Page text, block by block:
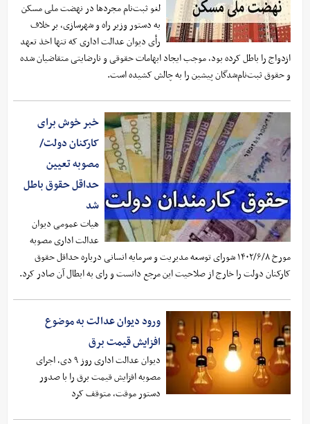
لغو ثبت‌نام مجردها در نهضت ملی مسکن
به دستور وزیر راه‌ و شهرسازی، بر خلاف
رأی دیوان عدالت اداری که تنها اخذ تعهد
ازدواج را باطل کرده بود، موجب ایجاد ابهامات حقوقی و نارضایتی متقاضیان شده
و حقوق ثبت‌نام‌شدگان پیشین را به چالش کشیده است.
خبر خوش برای
کارکنان دولت/
مصوبه تعیین
حداقل حقوق باطل
شد
هیات عمومی دیوان
عدالت اداری مصوبه
مورخ ۱۴۰۲/۶/۸ شورای توسعه مدیریت و سرمایه انسانی درباره حداقل حقوق
کارکنان دولت را خارج از صلاحیت این مرجع دانست و رای به ابطال آن صادر کرد.
ورود دیوان عدالت به موضوع
افزایش قیمت برق
دیوان عدالت اداری روز ۹‌ دی، اجرای
مصوبه افزایش قیمت برق را با صدور
دستور موقت، متوقف کرد